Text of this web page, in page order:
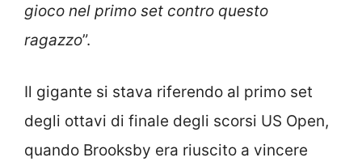
gioco nel primo set contro questo
ragazzo”.
Il gigante si stava riferendo al primo set
degli ottavi di finale degli scorsi US Open,
quando Brooksby era riuscito a vincere